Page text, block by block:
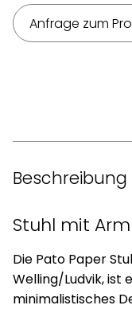
Anfrage zum
Beschreibung
Stuhl mit
Die Pato Paper
Welling/Ludvik, ist
minimalistisches